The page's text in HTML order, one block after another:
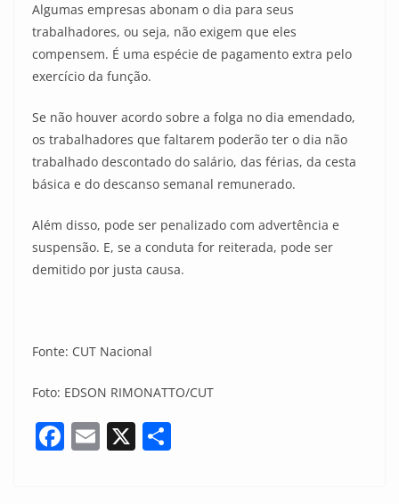
Algumas empresas abonam o dia para seus
trabalhadores, ou seja, não exigem que eles
compensem. É uma espécie de pagamento extra pelo
exercício da função.
Se não houver acordo sobre a folga no dia emendado,
os trabalhadores que faltarem poderão ter o dia não
trabalhado descontado do salário, das férias, da cesta
básica e do descanso semanal remunerado.
Além disso, pode ser penalizado com advertência e
suspensão. E, se a conduta for reiterada, pode ser
demitido por justa causa.
Fonte: CUT Nacional
Foto: EDSON RIMONATTO/CUT
F E X